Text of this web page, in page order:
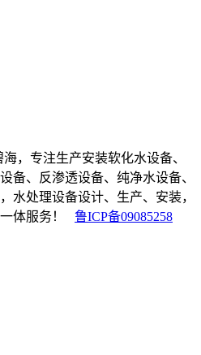
，专注生产安装软化水设备、
备、反渗透设备、纯净水设备、
水处理设备设计、生产、安装，
体服务！ 鲁ICP备09085258